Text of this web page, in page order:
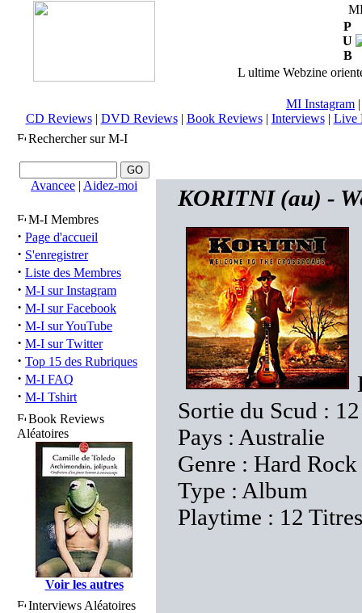
P
U
B
L ultime Webzine
MI Instagram
CD Reviews| DVD Reviews| Book Reviews| Interviews| Live
Rechercher sur M-I
Avancee | Aidez-moi
M-I Membres
· Page d'accueil
· S'enregistrer
· Liste des Membres
· M-I sur Instagram
· M-I sur Facebook
· M-I sur YouTube
· M-I sur Twitter
· Top 15 des Rubriques
· M-I FAQ
· M-I Tshirt
Book Reviews
Aléatoires
Voir les autres
Interviews Aléatoires
KORITNI (au) -
Sortie du Scud :
Pays : Australie
Genre : Hard Rock
Type : Album
Playtime : 12